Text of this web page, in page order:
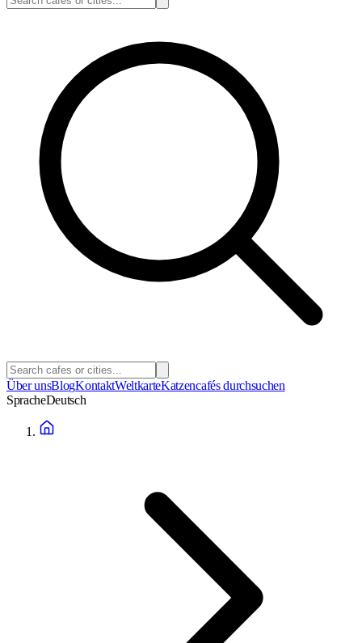
Über unsBlogKontaktWeltkarteKatzencafés durchsuchen
SpracheDeutsch